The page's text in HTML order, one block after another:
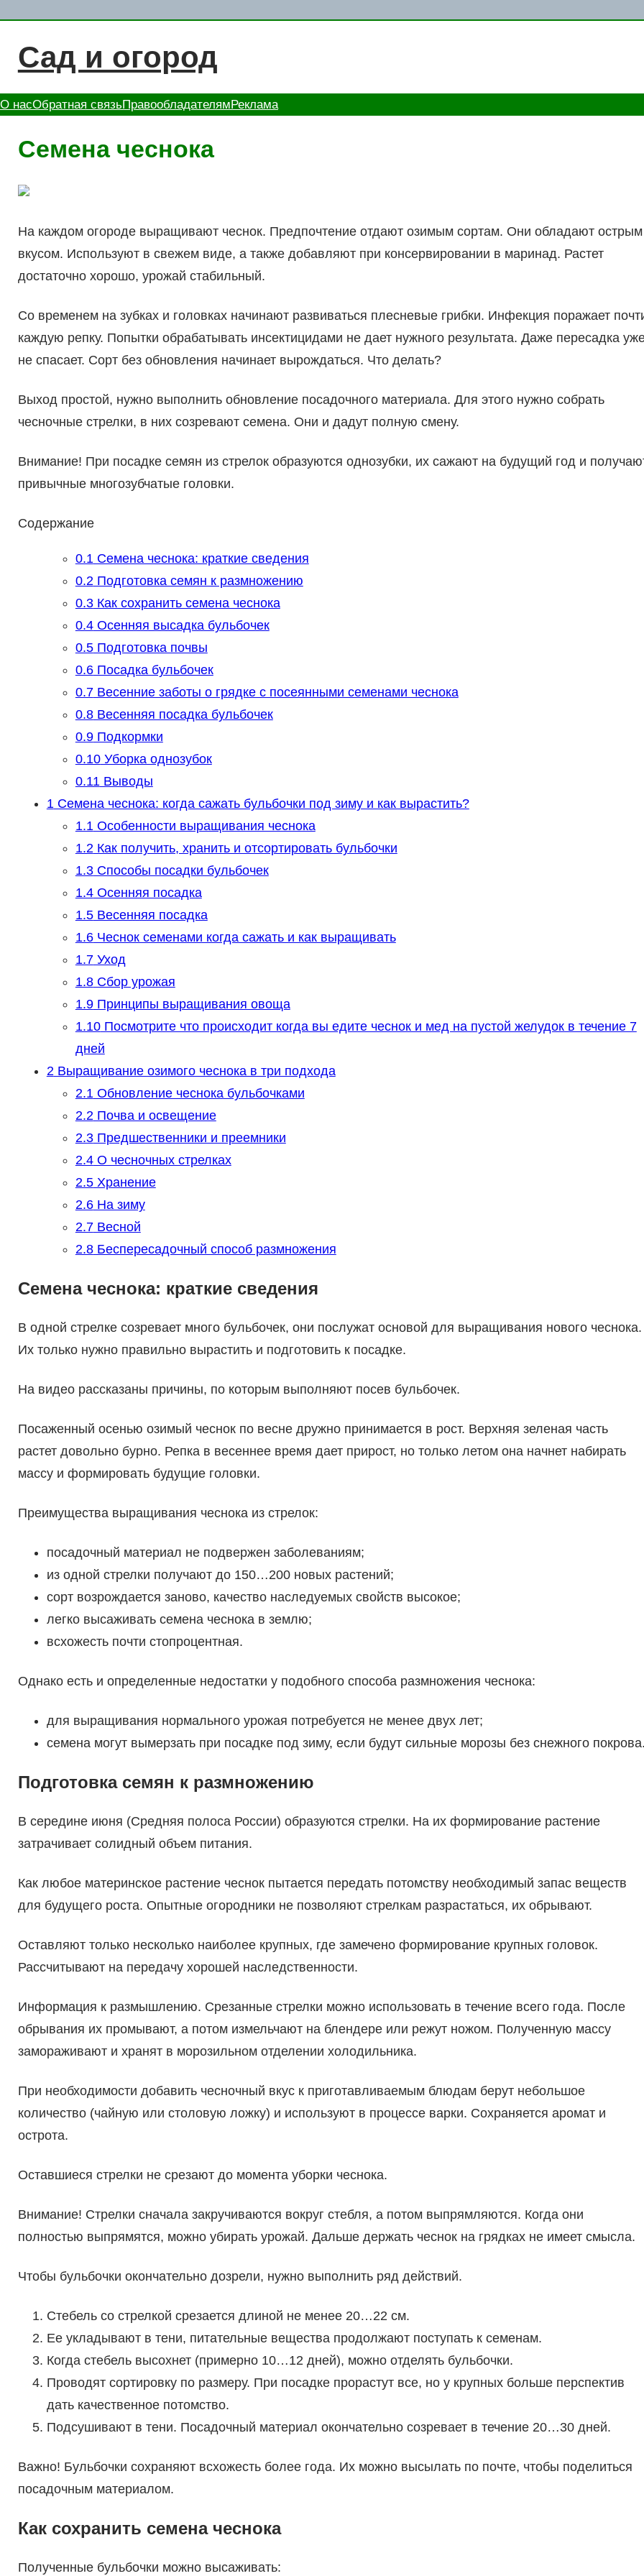
содержимому
Сад и огород
О насОбратная связьПравообладателям Реклама
Семена чеснока
На каждом огороде выращивают чеснок. Предпочтение отдают озимым сортам. Они обладают острым
вкусом. Используют в свежем виде, а также добавляют при консервировании в маринад. Растет
достаточно хорошо, урожай стабильный.
Со временем на зубках и головках начинают развиваться плесневые грибки. Инфекция поражает
каждую репку. Попытки обрабатывать инсектицидами не дает нужного результата. Даже пересадка
не спасает. Сорт без обновления начинает вырождаться. Что делать?
Выход простой, нужно выполнить обновление посадочного материала. Для этого нужно собрать
чесночные стрелки, в них созревают семена. Они и дадут полную смену.
Внимание! При посадке семян из стрелок образуются однозубки, их сажают на будущий год и
привычные многозубчатые головки.
Содержание
0.1Семена чеснока: краткие сведения
0.2Подготовка семян к размножению
0.3Как сохранить семена чеснока
0.4Осенняя высадка бульбочек
0.5Подготовка почвы
0.6Посадка бульбочек
0.7Весенние заботы о грядке с посеянными семенами чеснока
0.8Весенняя посадка бульбочек
0.9Подкормки
0.10Уборка однозубок
0.11Выводы
1Семена чеснока: когда сажать бульбочки под зиму и как вырастить?
1.1Особенности выращивания чеснока
1.2Как получить, хранить и отсортировать бульбочки
1.3Способы посадки бульбочек
1.4Осенняя посадка
1.5Весенняя посадка
1.6Чеснок семенами когда сажать и как выращивать
1.7Уход
1.8Сбор урожая
1.9Принципы выращивания овоща
1.10Посмотрите что происходит когда вы едите чеснок и мед на пустой желудок в течение 7
дней
2Выращивание озимого чеснока в три подхода
2.1Обновление чеснока бульбочками
2.2Почва и освещение
2.3Предшественники и преемники
2.4О чесночных стрелках
2.5Хранение
2.6На зиму
2.7Весной
2.8Беспересадочный способ размножения
Семена чеснока: краткие сведения
В одной стрелке созревает много бульбочек, они послужат основой для выращивания нового чеснока.
Их только нужно правильно вырастить и подготовить к посадке.
На видео рассказаны причины, по которым выполняют посев бульбочек.
Посаженный осенью озимый чеснок по весне дружно принимается в рост. Верхняя зеленая часть
растет довольно бурно. Репка в весеннее время дает прирост, но только летом она начнет набирать
массу и формировать будущие головки.
Преимущества выращивания чеснока из стрелок:
посадочный материал не подвержен заболеваниям;
из одной стрелки получают до 150…200 новых растений;
сорт возрождается заново, качество наследуемых свойств высокое;
легко высаживать семена чеснока в землю;
всхожесть почти стопроцентная.
Однако есть и определенные недостатки у подобного способа размножения чеснока:
для выращивания нормального урожая потребуется не менее двух лет;
семена могут вымерзать при посадке под зиму, если будут сильные морозы без снежного
Подготовка семян к размножению
В середине июня (Средняя полоса России) образуются стрелки. На их формирование растение
затрачивает солидный объем питания.
Как любое материнское растение чеснок пытается передать потомству необходимый запас веществ
для будущего роста. Опытные огородники не позволяют стрелкам разрастаться, их обрывают.
Оставляют только несколько наиболее крупных, где замечено формирование крупных головок.
Рассчитывают на передачу хорошей наследственности.
Информация к размышлению. Срезанные стрелки можно использовать в течение всего года. После
обрывания их промывают, а потом измельчают на блендере или режут ножом. Полученную массу
замораживают и хранят в морозильном отделении холодильника.
При необходимости добавить чесночный вкус к приготавливаемым блюдам берут небольшое
количество (чайную или столовую ложку) и используют в процессе варки. Сохраняется аромат и
острота.
Оставшиеся стрелки не срезают до момента уборки чеснока.
Внимание! Стрелки сначала закручиваются вокруг стебля, а потом выпрямляются. Когда они
полностью выпрямятся, можно убирать урожай. Дальше держать чеснок на грядках не имеет смысла.
Чтобы бульбочки окончательно дозрели, нужно выполнить ряд действий.
Стебель со стрелкой срезается длиной не менее 20…22 см.
Ее укладывают в тени, питательные вещества продолжают поступать к семенам.
Когда стебель высохнет (примерно 10…12 дней), можно отделять бульбочки.
Проводят сортировку по размеру. При посадке прорастут все, но у крупных больше перспектив
дать качественное потомство.
Подсушивают в тени. Посадочный материал окончательно созревает в течение 20…30 дней.
Важно! Бульбочки сохраняют всхожесть более года. Их можно высылать по почте, чтобы поделиться
посадочным материалом.
Как сохранить семена чеснока
Полученные бульбочки можно высаживать: